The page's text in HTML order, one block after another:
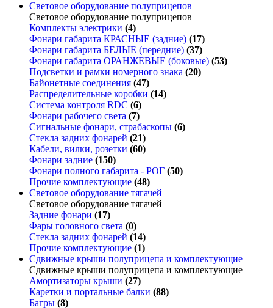
Световое оборудование полуприцепов
Световое оборудование полуприцепов
Комплекты электрики (4)
Фонари габарита КРАСНЫЕ (задние) (17)
Фонари габарита БЕЛЫЕ (передние) (37)
Фонари габарита ОРАНЖЕВЫЕ (боковые) (53)
Подсветки и рамки номерного знака (20)
Байонетные соединения (47)
Распределительные коробки (14)
Система контроля RDC (6)
Фонари рабочего света (7)
Сигнальные фонари, страбаскопы (6)
Стекла задних фонарей (21)
Кабели, вилки, розетки (60)
Фонари задние (150)
Фонари полного габарита - РОГ (50)
Прочие комплектующие (48)
Световое оборудование тягачей
Световое оборудование тягачей
Задние фонари (17)
Фары головного света (0)
Стекла задних фонарей (14)
Прочие комплектующие (1)
Сдвижные крыши полуприцепа и комплектующие
Сдвижные крыши полуприцепа и комплектующие
Амортизаторы крыши (27)
Каретки и портальные балки (88)
Багры (8)